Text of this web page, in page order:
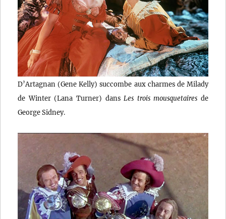
D’Artagnan (Gene Kelly) succombe aux charmes de Milady
de Winter (Lana Turner) dansLes trois mousquetaires de
George Sidney.